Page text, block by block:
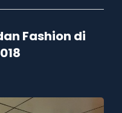
Fashion di